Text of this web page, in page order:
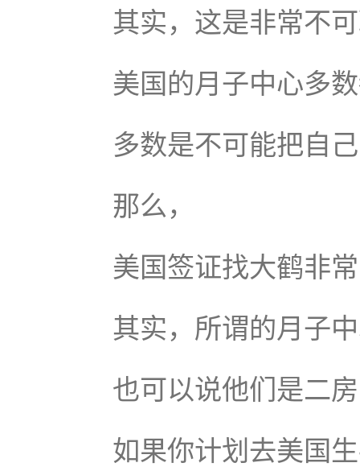
其实，这是非常不
美国的月子中心多
多数是不可能把自
那么，
美国签证找大鹤非
其实，所谓的月子
也可以说他们是二
如果你计划去美国